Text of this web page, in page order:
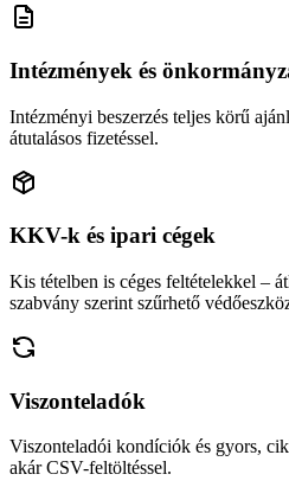
Intézmények és
Intézményi beszerzés teljes körű
átutalásos fizetéssel.
KKV-k és ipari cégek
Kis tételben is céges feltételekkel –
szabvány szerint szűrhető
Viszonteladók
Viszonteladói kondíciók és gyors,
akár CSV-feltöltéssel.